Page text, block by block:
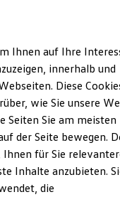
Ihnen auf Ihre
innerhalb und
Diese
wie Sie unsere
Seiten Sie am meisten
der Seite bewegen.
Ihnen für Sie
Inhalte anzubieten.
die